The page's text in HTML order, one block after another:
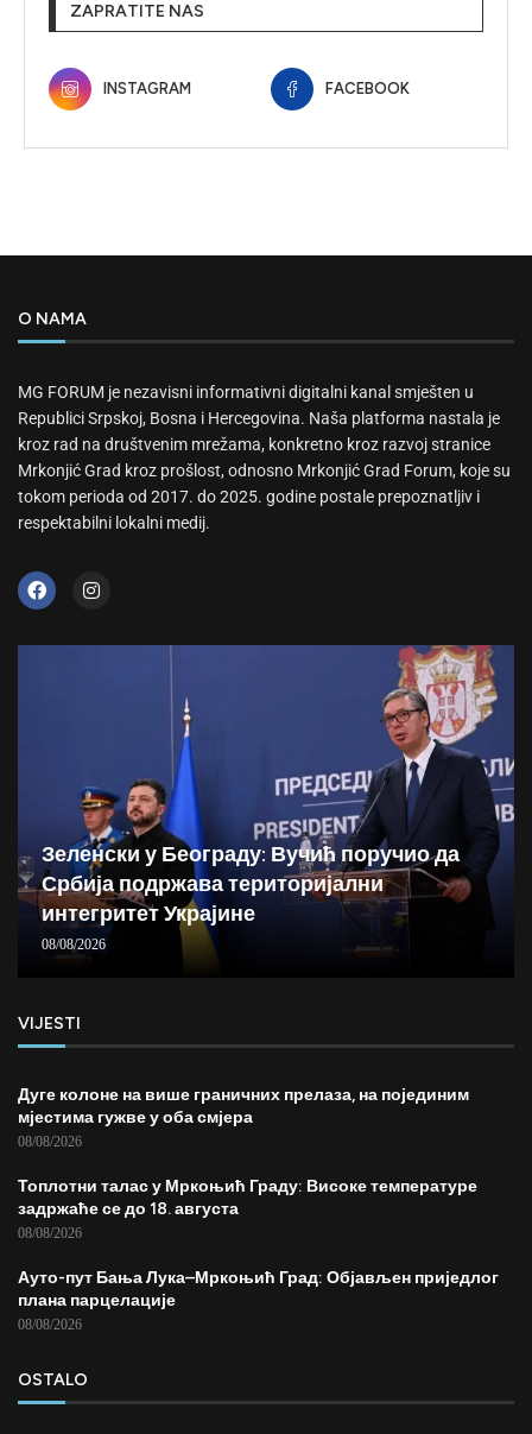
ZAPRATITE NAS
INSTAGRAM FACEBOOK
O NAMA
MG FORUM je nezavisni informativni digitalni kanal smješten u
Republici Srpskoj, Bosna i Hercegovina. Naša platforma nastala je
kroz rad na društvenim mrežama, konkretno kroz razvoj stranice
Mrkonjić Grad kroz prošlost, odnosno Mrkonjić Grad Forum, koje su
tokom perioda od 2017. do 2025. godine postale prepoznatljiv i
respektabilni lokalni medij.
Зеленски у Београду: Вучић поручио да
Србија подржава територијални
интегритет Украјине
08/08/2026
VIJESTI
Дуге колоне на више граничних прелаза, на појединим
мјестима гужве у оба смјера
08/08/2026
Топлотни талас у Мркоњић Граду: Високе температуре
задржаће се до 18. августа
08/08/2026
Ауто-пут Бања Лука–Мркоњић Град: Објављен приједлог
плана парцелације
08/08/2026
OSTALO